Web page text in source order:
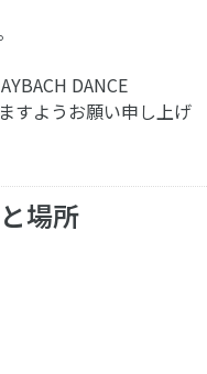
DANCE
すようお願い申し上げ
場所